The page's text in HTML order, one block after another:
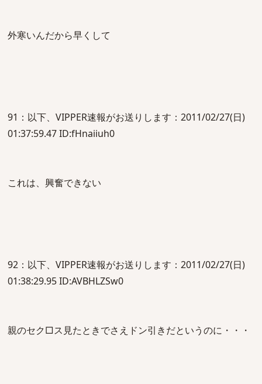
外寒いんだから早くして
91：以下、VIPPER速報がお送りします：2011/02/27(日)
01:37:59.47 ID:fHnaiiuh0
これは、興奮できない
92：以下、VIPPER速報がお送りします：2011/02/27(日)
01:38:29.95 ID:AVBHLZSw0
親のセク□ス見たときでさえドン引きだというのに・・・